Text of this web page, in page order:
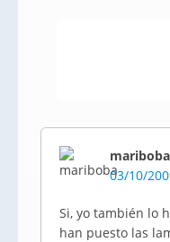
mariboba
03/10/
Si, yo también lo
han puesto las